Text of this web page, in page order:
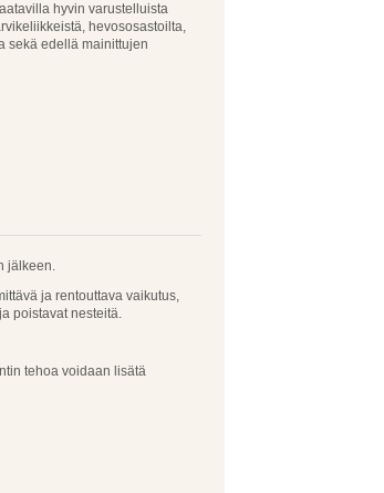
hyvin varustelluista
hevososastoilta,
sekä edellä mainittujen
jälkeen.
ja rentouttava vaikutus,
poistavat nesteitä.
tehoa voidaan lisätä